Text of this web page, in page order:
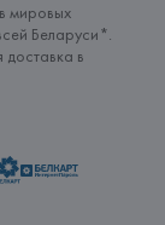
мировых
Беларуси*.
в